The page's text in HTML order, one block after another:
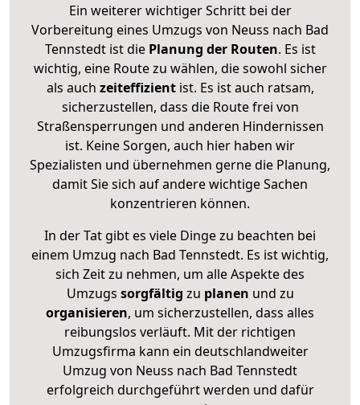
Ein weiterer wichtiger Schritt bei der
Vorbereitung eines Umzugs von Neuss nach Bad
Tennstedt ist diePlanung der Routen. Es ist
wichtig, eine Route zu wählen, die sowohl sicher
als auch zeiteffizientist. Es ist auch ratsam,
sicherzustellen, dass die Route frei von
Straßensperrungen und anderen Hindernissen
ist. Keine Sorgen, auch hier haben wir
Spezialisten und übernehmen gerne die Planung,
damit Sie sich auf andere wichtige Sachen
konzentrieren können.
In der Tat gibt es viele Dinge zu beachten bei
einem Umzug nach Bad Tennstedt. Es ist wichtig,
sich Zeit zu nehmen, um alle Aspekte des
Umzugs sorgfältig zu planen und zu
organisieren, um sicherzustellen, dass alles
reibungslos verläuft. Mit der richtigen
Umzugsfirma kann ein deutschlandweiter
Umzug von Neuss nach Bad Tennstedt
erfolgreich durchgeführt werden und dafür